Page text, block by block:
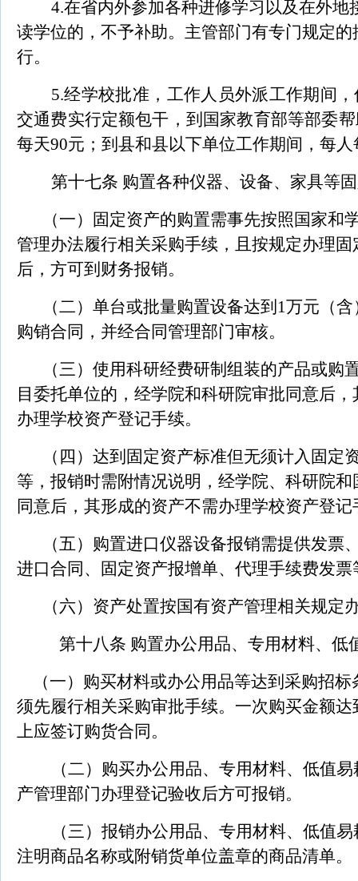
4.在省内外参加各种进修学习以及在外地
读学位的，不予补助。主管部门有专门规定
行。
5.经学校批准，工作人员外派工作期间
交通费实行定额包干，到国家教育部等部委
每天90元；到县和县以下单位工作期间，每人
第十七条 购置各种仪器、设备、家具等
（一）固定资产的购置需事先按照国家和
管理办法履行相关采购手续，且按规定办理
后，方可到财务报销。
（二）单台或批量购置设备达到1万元（
购销合同，并经合同管理部门审核。
（三）使用科研经费研制组装的产品或购
目委托单位的，经学院和科研院审批同意后
办理学校资产登记手续。
（四）达到固定资产标准但无须计入固定
等，报销时需附情况说明，经学院、科研院
同意后，其形成的资产不需办理学校资产登记
（五）购置进口仪器设备报销需提供发票
进口合同、固定资产报增单、代理手续费发票
（六）资产处置按国有资产管理相关规定
第十八条 购置办公用品、专用材料、低
（一）购买材料或办公用品等达到采购招
须先履行相关采购审批手续。一次购买金额
上应签订购货合同。
（二）购买办公用品、专用材料、低值
产管理部门办理登记验收后方可报销。
（三）报销办公用品、专用材料、低值
注明商品名称或附销货单位盖章的商品清单。